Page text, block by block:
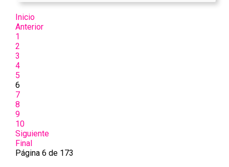
Inicio
Anterior
1
2
3
4
5
6
7
8
9
10
Siguiente
Final
Página 6 de 173